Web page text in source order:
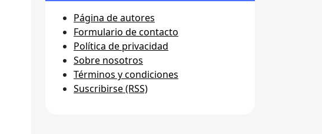
Página de autores
Formulario de contacto
Política de privacidad
Sobre nosotros
Términos y condiciones
Suscribirse (RSS)